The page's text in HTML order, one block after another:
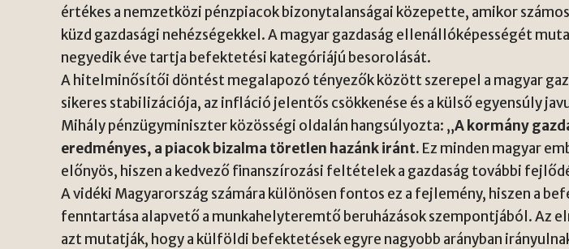
értékes a nemzetközi pénzpiacok bizonytalanságai közepette, amikor
küzd gazdasági nehézségekkel. A magyar gazdaság ellenállóképességét
negyedik éve tartja befektetési kategóriájú besorolását.
A hitelminősítői döntést megalapozó tényezők között szerepel a magyar
sikeres stabilizációja, az infláció jelentős csökkenése és a külső egyensúly
Mihály pénzügyminiszter közösségi oldalán hangsúlyozta: „A kormány
eredményes, a piacok bizalma töretlen hazánk iránt. Ez minden magyar
előnyös, hiszen a kedvező finanszírozási feltételek a gazdaság további
A vidéki Magyarország számára különösen fontos ez a fejlemény, hiszen a
fenntartása alapvető a munkahelyteremtő beruházások szempontjából. Az
azt mutatják, hogy a külföldi befektetések egyre nagyobb arányban